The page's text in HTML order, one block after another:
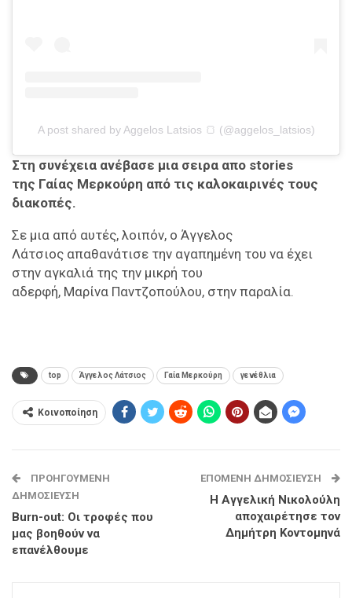
A post shared by Aggelos Latsios 🍞 (@aggelos_latsios)
Στη συνέχεια ανέβασε μια σειρα απο stories
της Γαίας Μερκούρη από τις καλοκαιρινές τους
διακοπές.
Σε μια από αυτές, λοιπόν, ο Άγγελος
Λάτσιος απαθανάτισε την αγαπημένη του να έχει
στην αγκαλιά της την μικρή του
αδερφή, Μαρίνα Παντζοπούλου, στην παραλία.
top Άγγελος Λάτσιος Γαία Μερκούρη γενέθλια
Κοινοποίηση
ΠΡΟΗΓΟΎΜΕΝΗ
ΔΗΜΟΣΊΕΥΣΗ
Βurn-out: Οι τροφές που
μας βοηθούν να
επανέλθουμε
ΕΠΌΜΕΝΗ ΔΗΜΟΣΊΕΥΣΗ
Η Αγγελική Νικολούλη
αποχαιρέτησε τον
Δημήτρη Κοντομηνά